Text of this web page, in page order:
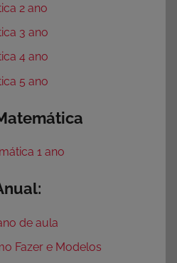
2 ano
3 ano
4 ano
5 ano
1 ano
de aula
Fazer e Modelos